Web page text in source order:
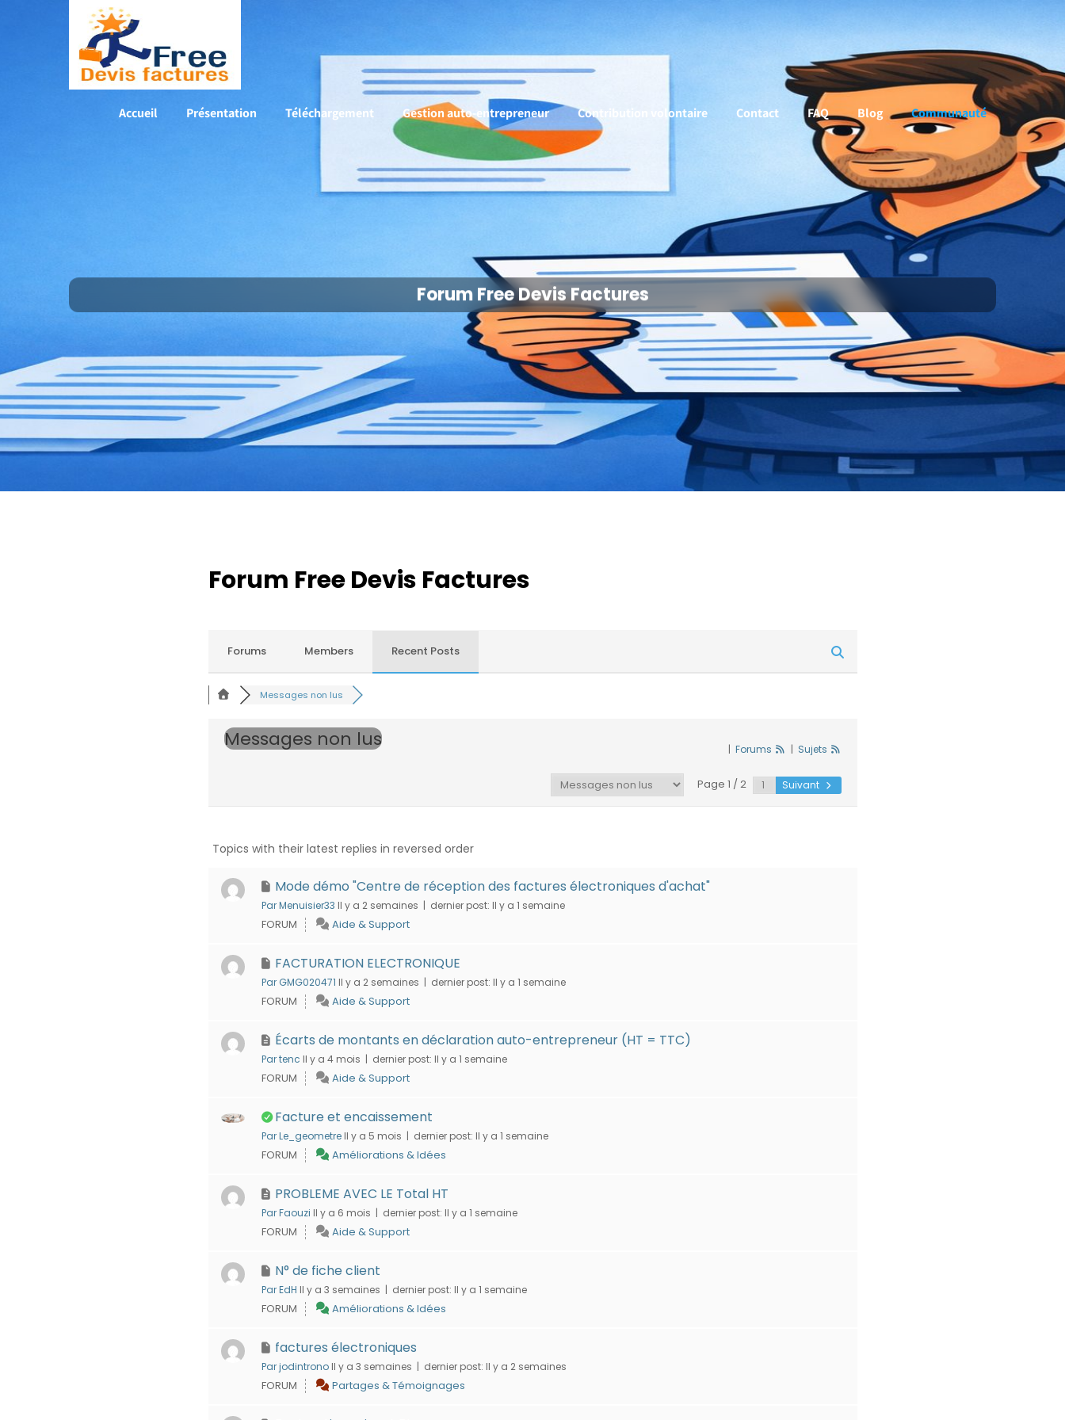
Accueil Présentation Téléchargement Gestion auto-entrepreneur Contribution volontaire Contact FAQ Blog Communauté
Forum Free Devis Factures
Forum Free Devis Factures
Forums Members Recent Posts
Messages non lus
Messages non lus | Forums | Sujets
Page 1 / 2 Suivant
Topics with their latest replies in reversed order
Mode démo "Centre de réception des factures électroniques d'achat"
Par Menuisier33 Il y a 2 semaines | dernier post: Il y a 1 semaine
FORUM Aide & Support
FACTURATION ELECTRONIQUE
Par GMG020471 Il y a 2 semaines | dernier post: Il y a 1 semaine
FORUM Aide & Support
Écarts de montants en déclaration auto-entrepreneur (HT = TTC)
Par tenc Il y a 4 mois | dernier post: Il y a 1 semaine
FORUM Aide & Support
Facture et encaissement
Par Le_geometreIl y a 5 mois | dernier post: Il y a 1 semaine
FORUM Améliorations & Idées
PROBLEME AVEC LE Total HT
Par Faouzi Il y a 6 mois | dernier post: Il y a 1 semaine
FORUM Aide & Support
N° de fiche client
Par EdH Il y a 3 semaines | dernier post: Il y a 1 semaine
FORUM Améliorations & Idées
factures électroniques
Par jodintronoIl y a 3 semaines | dernier post: Il y a 2 semaines
FORUM Partages & Témoignages